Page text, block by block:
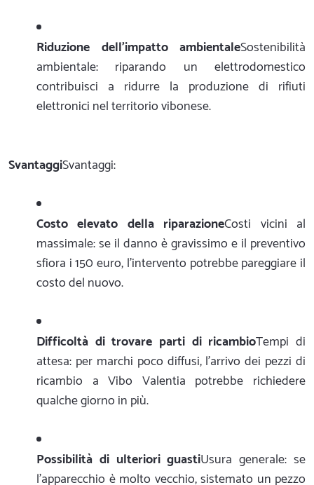
Riduzione dell'impatto ambientaleSostenibilità
ambientale: riparando un elettrodomestico
contribuisci a ridurre la produzione di rifiuti
elettronici nel territorio vibonese.
SvantaggiSvantaggi:
Costo elevato della riparazioneCosti vicini al
massimale: se il danno è gravissimo e il preventivo
sfiora i 150 euro, l'intervento potrebbe pareggiare il
costo del nuovo.
Difficoltà di trovare parti di ricambioTempi di
attesa: per marchi poco diffusi, l'arrivo dei pezzi di
ricambio a Vibo Valentia potrebbe richiedere
qualche giorno in più.
Possibilità di ulteriori guastiUsura generale: se
l'apparecchio è molto vecchio, sistemato un pezzo